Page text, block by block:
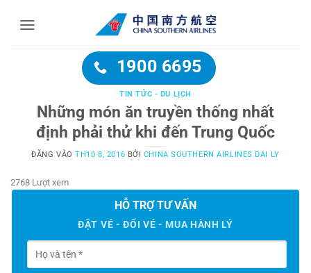
1900 6695
TIN TỨC - DU LỊCH
Những món ăn truyền thống nhất
định phải thử khi đến Trung Quốc
ĐĂNG VÀOTH10 8, 2016 BỞI CHINA SOUTHERN AIRLINES DAI LY
2768 Lượt xem
HỖ TRỢ TƯ VẤN
ĐẶT VÉ - ĐỔI VÉ - MUA HÀNH LÝ